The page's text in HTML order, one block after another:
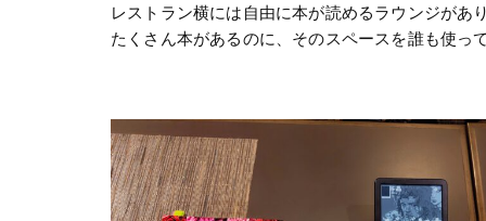
レストラン横には自由に本が読めるラウンジが
たくさん本があるのに、そのスペースを誰も使っ